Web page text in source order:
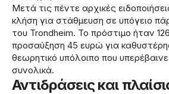
Μετά τις πέντε αρχικές
κλήση για στάθμευση σε υπόγειο
του Trondheim. Το πρόστιμο ήταν
προσαύξηση 45 ευρώ για
θεωρητικό υπόλοιπο που
συνολικά.
Αντιδράσεις και